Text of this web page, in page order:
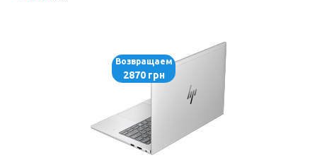
Возвращаем
2870 грн